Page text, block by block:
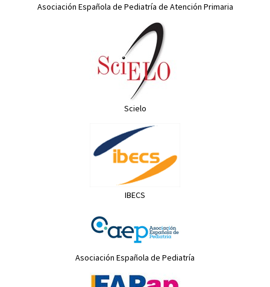
Asociación Española de Pediatría de Atención Primaria
Scielo
IBECS
Asociación Española de Pediatría